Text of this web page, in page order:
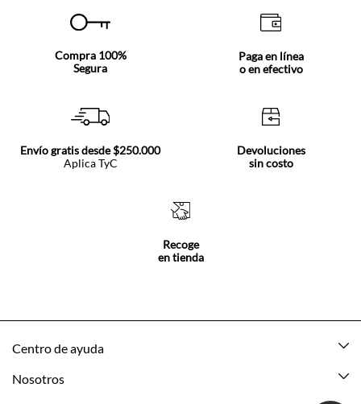
Compra 100%
Segura
Paga en línea
o en efectivo
Envío gratis desde $250.000
Aplica TyC
Devoluciones
sin costo
Recoge
en tienda
Centro de ayuda
Mis pedidos
Nosotros